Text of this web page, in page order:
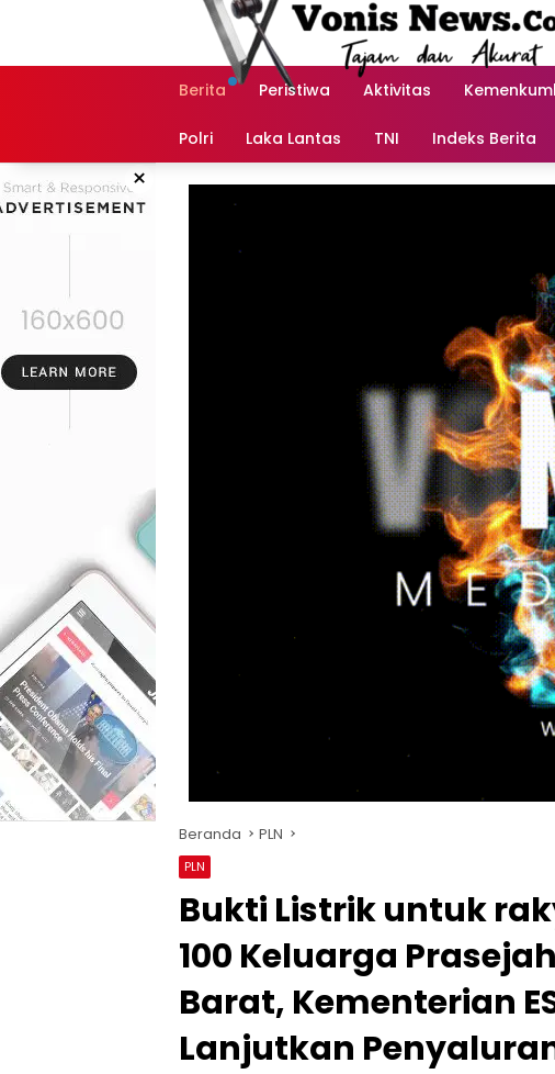
Berita Peristiwa Aktivitas
Polri Laka Lantas TNI Indeks Berita
×
Beranda PLN
PLN
Bukti Listrik untuk
100 Keluarga
Barat, Kementerian
Lanjutkan